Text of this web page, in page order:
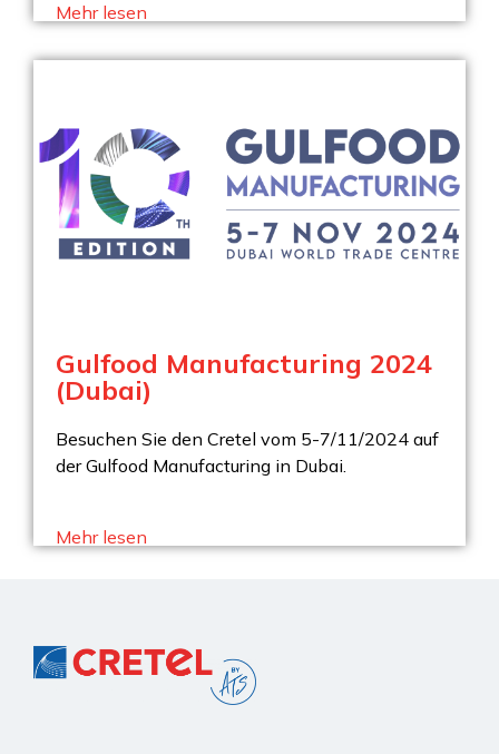
Mehr lesen
Gulfood Manufacturing 2024
(Dubai)
Besuchen Sie den Cretel vom 5-7/11/2024 auf
der Gulfood Manufacturing in Dubai.
Mehr lesen